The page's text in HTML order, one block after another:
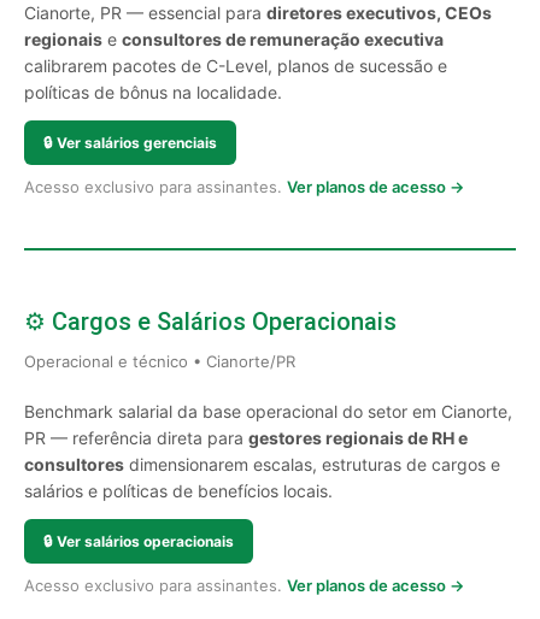
Cianorte, PR — essencial para diretores executivos, CEOs
regionais e consultores de remuneração executiva
calibrarem pacotes de C-Level, planos de sucessão e
políticas de bônus na localidade.
🔒 Ver salários gerenciais
Acesso exclusivo para assinantes. Ver planos de acesso →
⚙️ Cargos e Salários Operacionais
Operacional e técnico • Cianorte/PR
Benchmark salarial da base operacional do setor em Cianorte,
PR — referência direta para gestores regionais de RH e
consultores dimensionarem escalas, estruturas de cargos e
salários e políticas de benefícios locais.
🔒 Ver salários operacionais
Acesso exclusivo para assinantes. Ver planos de acesso →